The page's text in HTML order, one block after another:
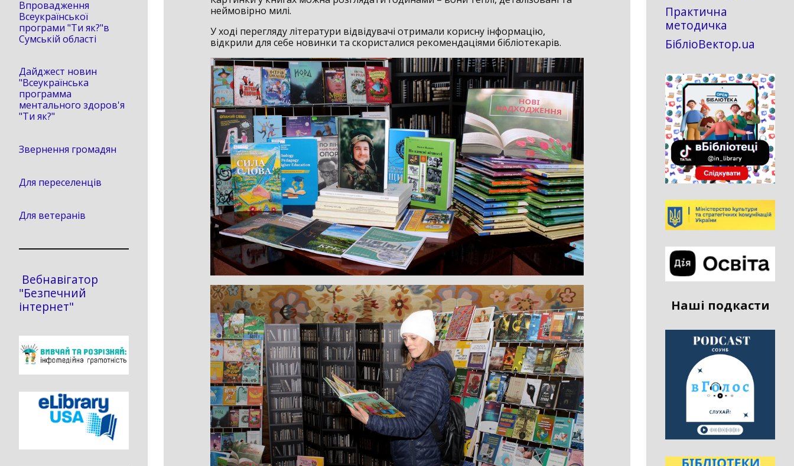
неймовірно милі. ​
У ході перегляду літератури відвідувачі отримали корисну інформацію,
відкрили для себе новинки та скористалися рекомендаціями бібліотекарів.
Впровадження
Всеукраїнської
програми "Ти як?"в
Сумській області
Дайджест новин
"Всеукраїнська
программа
ментального здоров'я
"Ти як?"
Звернення громадян
Для переселенців
Для ветеранів
Вебнавігатор
"Безпечний
інтернет"
Практична
методичка
БібліоВектор.ua
Наші подкасти